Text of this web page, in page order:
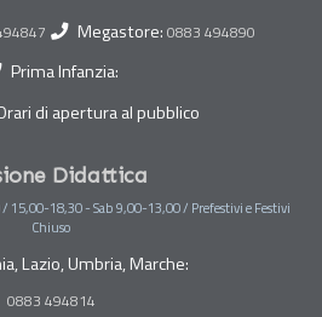
Megastore: 0883 494890
Prima Infanzia:
di apertura al pubblico
Didattica
18,30 - Sab 9,00-13,00 / Prefestivi e Festivi
Chiuso
Lazio, Umbria, Marche:
0883 494814